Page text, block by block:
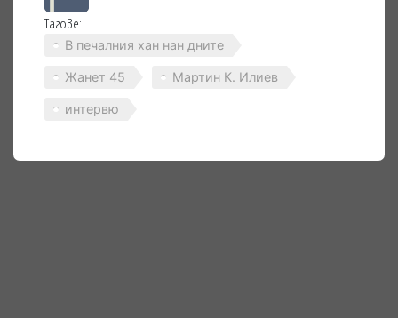
Тагове:
В печалния хан нан дните
Жанет 45 Мартин К. Илиев
интервю